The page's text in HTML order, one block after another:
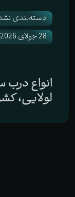
دسته‌بندی
28 جولای 2026
انواع
لولایی،